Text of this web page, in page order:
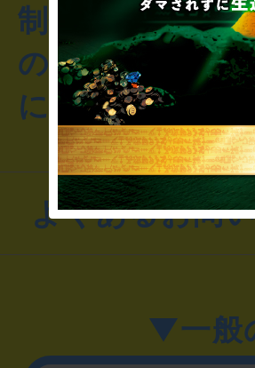
制作のご相談・
のお客様からの
にお問い合わせ
よくあるお問
▼一般